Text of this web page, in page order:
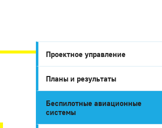
Город Глазов
Проектное управление
Планы и результаты
Беспилотные авиационные
системы